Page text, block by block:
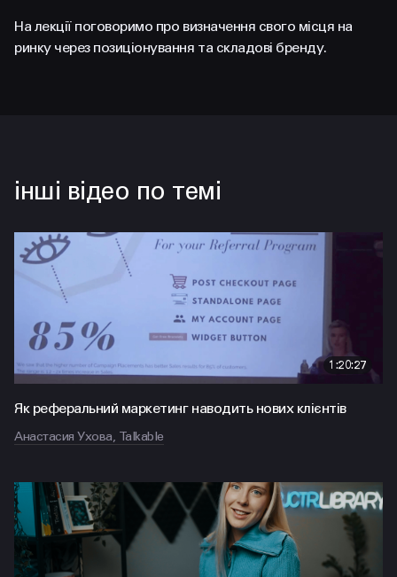
На лекції поговоримо про визначення свого місця на
ринку через позиціонування та складові бренду.
інші відео по темі
1:20:27
Як реферальний маркетинг наводить нових клієнтів
Анастасия Ухова, Talkable